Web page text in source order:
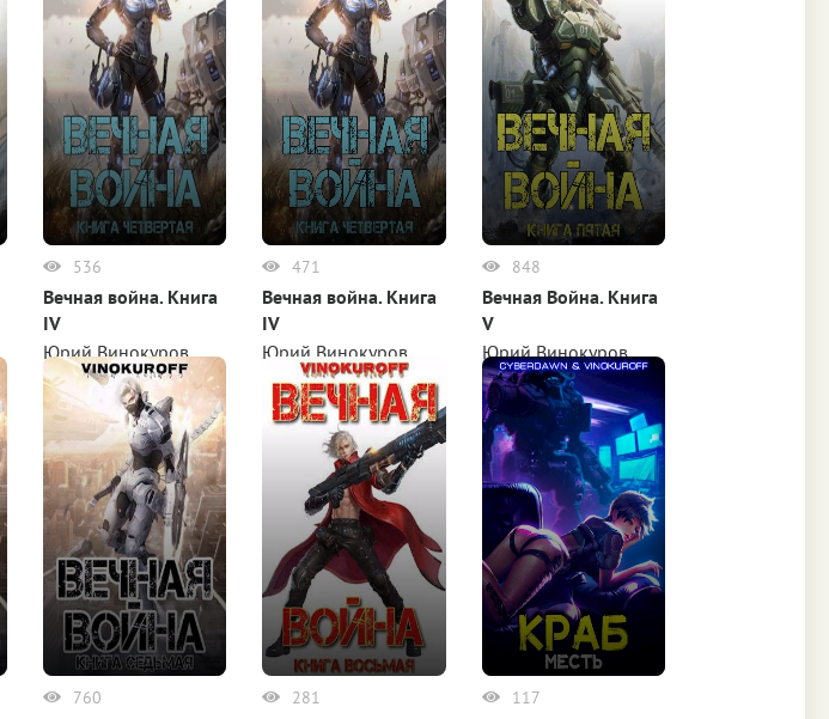
536
Вечная война. Книга
IV
Юрий Винокуров
471
Вечная война. Книга
IV
Юрий Винокуров
848
Вечная Война. Книга
V
Юрий Винокуров
760 281 117